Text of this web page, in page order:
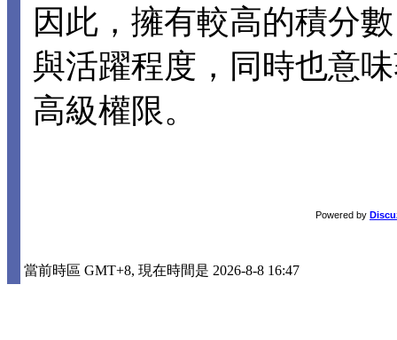
因此，擁有較高的積分
與活躍程度，同時也意
高級權限。
Powered by
當前時區 GMT+8, 現在時間是 2026-8-8 16:47